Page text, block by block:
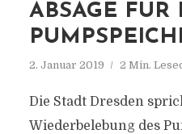
ABSAGE FÜR
2. Januar 2019 2 Min.
Die Stadt Dresden
Wiederbelebung des